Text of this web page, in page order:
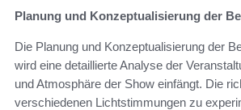
Planung und Konzeptualisierung der
Die Planung und Konzeptualisierung der
wird eine detaillierte Analyse der
und Atmosphäre der Show einfängt. Die
verschiedenen Lichtstimmungen zu